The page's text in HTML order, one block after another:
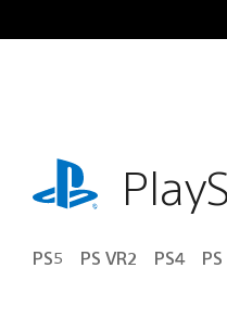
al
playstation.com
PS5 PS VR2 PS4